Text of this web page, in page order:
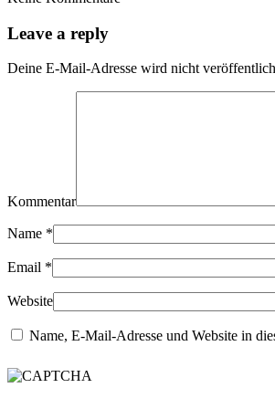
Leave a reply
Deine E-Mail-Adresse wird nicht
Kommentar
Name *
Email *
Website
Name, E-Mail-Adresse und Website in